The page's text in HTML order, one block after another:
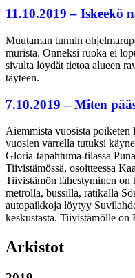
11.10.2019 – Iskeekö
Muutaman tunnin
murista. Onneksi ruoka ei
sivulta löydät tietoa alueen
täyteen.
7.10.2019 – Miten
Aiemmista vuosista poiketen
vuosien varrella tutuksi
Gloria-tapahtuma-tilassa
Tiivistämössä, osoitteessa
Tiivistämön lähestyminen
metrolla, bussilla, ratikalla
autopaikkoja löytyy
keskustasta. Tiivistämölle
Arkistot